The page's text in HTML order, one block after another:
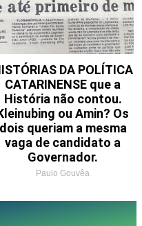
DA POLÍTICA
CATARINENSE que a
História não contou.
ou Amin? Os
dois queriam a mesma
vaga de candidato a
Governador.
Paulo Gouvêa